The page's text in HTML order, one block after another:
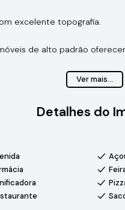
excelente topografia.
de alto padrão
e infantil, salão de
playground,
Ver mais...
Detalhes do